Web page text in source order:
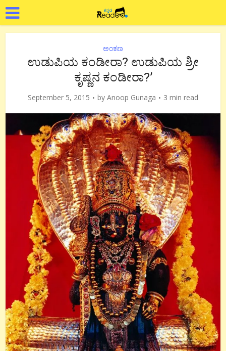
ಅಂಕಣ
ಉಡುಪಿಯ ಕಂಡೀರಾ? ಉಡುಪಿಯ ಶ್ರೀ
ಕೃಷ್ಣನ ಕಂಡೀರಾ?’
September 5, 2015 by Anoop Gunaga 3 min read